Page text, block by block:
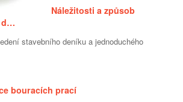
Náležitosti a způsob
d…
stavebního deníku a jednoduchého
bouracích prací